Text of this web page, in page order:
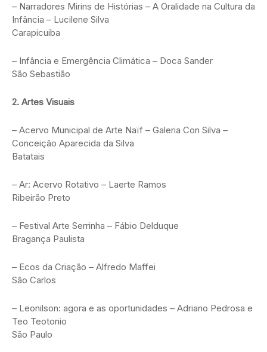
– Narradores Mirins de Histórias – A Oralidade na Cultura da
Infância – Lucilene Silva
Carapicuiba
– Infância e Emergência Climática – Doca Sander
São Sebastião
2. Artes Visuais
– Acervo Municipal de Arte Naïf – Galeria Con Silva –
Conceição Aparecida da Silva
Batatais
– Ar: Acervo Rotativo – Laerte Ramos
Ribeirão Preto
– Festival Arte Serrinha – Fábio Delduque
Bragança Paulista
– Ecos da Criação – Alfredo Maffei
São Carlos
– Leonilson: agora e as oportunidades – Adriano Pedrosa e
Teo Teotonio
São Paulo